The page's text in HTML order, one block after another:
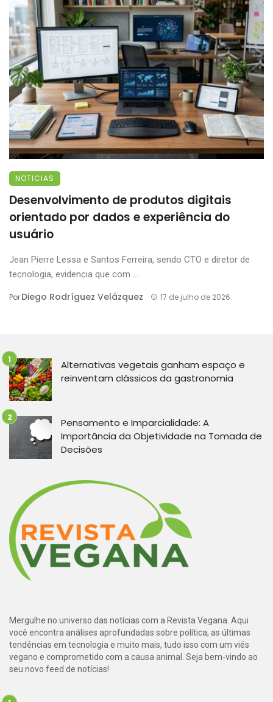
NOTICIAS
Desenvolvimento de produtos digitais
orientado por dados e experiência do
usuário
Jean Pierre Lessa e Santos Ferreira, sendo CTO e diretor de
tecnologia, evidencia que com ...
PorDiego Rodríguez Velázquez 17 de julho de 2026
Alternativas vegetais ganham espaço e
reinventam clássicos da gastronomia
Pensamento e Imparcialidade: A
Importância da Objetividade na Tomada de
Decisões
Mergulhe no universo das notícias com a Revista Vegana. Aqui
você encontra análises aprofundadas sobre política, as últimas
tendências em tecnologia e muito mais, tudo isso com um viés
vegano e comprometido com a causa animal. Seja bem-vindo ao
seu novo feed de notícias!